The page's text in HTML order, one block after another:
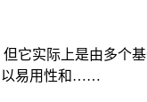
它实际上是由多个
以易用性和……